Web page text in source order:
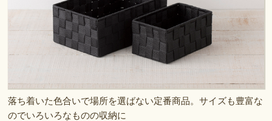
落ち着いた色合いで場所を選ばない定番商品。サイズも豊富な
のでいろいろなものの収納に